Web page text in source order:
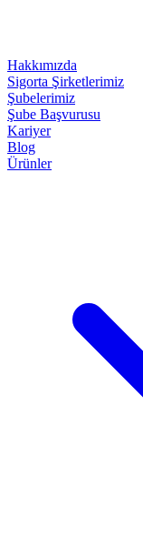
Hakkımızda
Sigorta Şirketlerimiz
Şubelerimiz
Şube Başvurusu
Kariyer
Blog
Ürünler